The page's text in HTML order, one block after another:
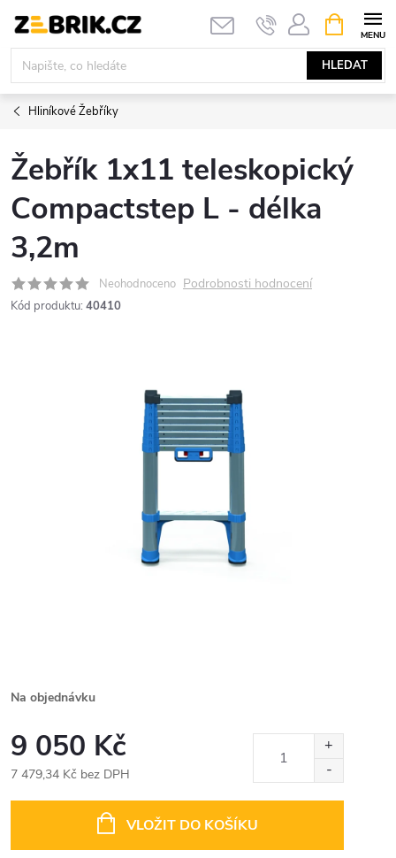
obsah
HLEDAT
NÁKUPNÍ
KOŠÍK
Hliníkové Žebříky
Žebřík 1x11 teleskopický
Compactstep L - délka
3,2m
Neohodnoceno Podrobnosti hodnocení
Kód produktu: 40410
Na objednávku
9 050 Kč
7 479,34 Kč bez DPH
VLOŽIT DO KOŠÍKU